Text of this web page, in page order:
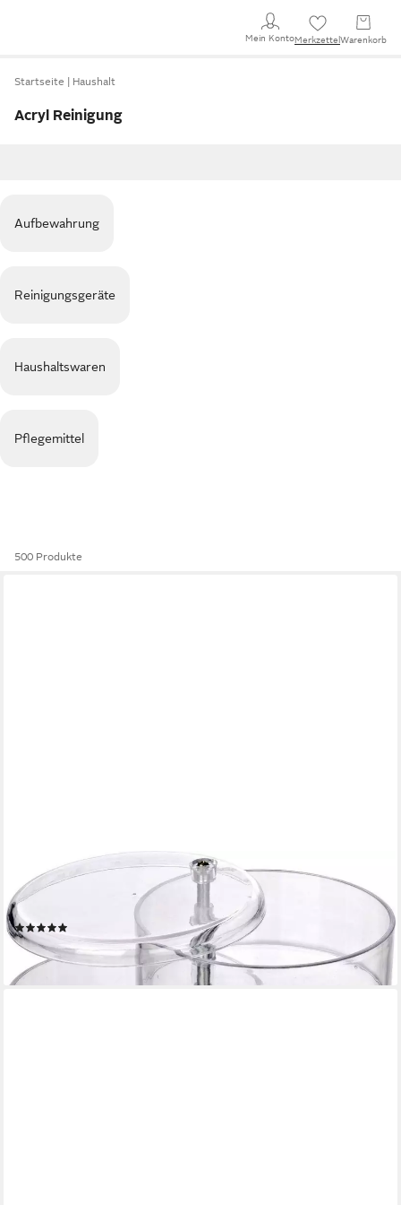
Mein KontoMerkzettel Warenkorb
Startseite Haushalt
Acryl Reinigung
Aufbewahrung
Reinigungsgeräte
Haushaltswaren
Pflegemittel
500 Produkte
WENKO
Badorganizer Tower, Kosmetik-Aufbewahrung mit 4 Fächern,
transparent
ab 17,75 €
lieferbar - in 2-3 Werktagen bei dir